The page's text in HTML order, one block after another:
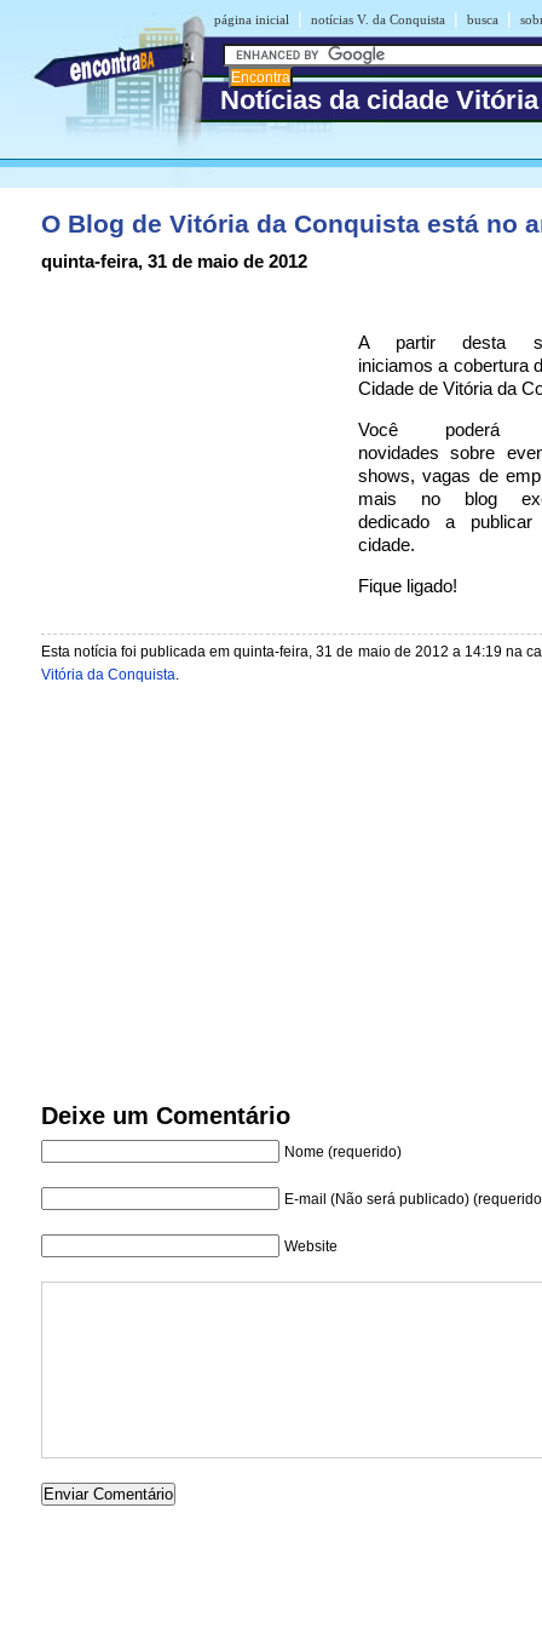
página inicial | notícias V. da Conquista | busca |
Notícias da cidade
O Blog de Vitória da Conquista está no
quinta-feira, 31 de maio de 2012
A partir desta
iniciamos a cobertura
Cidade de Vitória da
Você poderá
novidades sobre
shows, vagas de
mais no blog
dedicado a
cidade.
Fique ligado!
Esta notícia foi publicada em quinta-feira, 31 de maio de 2012 a 14:19 na
Vitória da Conquista.
Deixe um Comentário
Nome (requerido)
E-mail (Não será publicado)
Website